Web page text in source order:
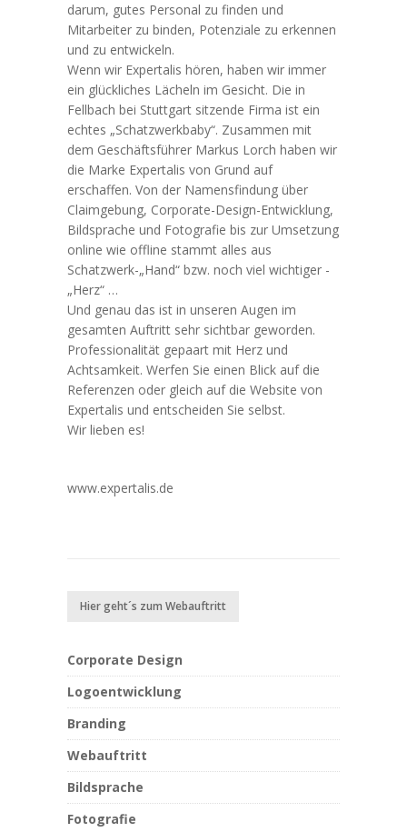
darum, gutes Personal zu finden und
Mitarbeiter zu binden, Potenziale zu erkennen
und zu entwickeln.
Wenn wir Expertalis hören, haben wir immer
ein glückliches Lächeln im Gesicht. Die in
Fellbach bei Stuttgart sitzende Firma ist ein
echtes „Schatzwerkbaby“. Zusammen mit
dem Geschäftsführer Markus Lorch haben wir
die Marke Expertalis von Grund auf
erschaffen. Von der Namensfindung über
Claimgebung, Corporate-Design-Entwicklung,
Bildsprache und Fotografie bis zur Umsetzung
online wie offline stammt alles aus
Schatzwerk-„Hand“ bzw. noch viel wichtiger -
„Herz“ …
Und genau das ist in unseren Augen im
gesamten Auftritt sehr sichtbar geworden.
Professionalität gepaart mit Herz und
Achtsamkeit. Werfen Sie einen Blick auf die
Referenzen oder gleich auf die Website von
Expertalis und entscheiden Sie selbst.
Wir lieben es!
www.expertalis.de
Hier geht´s zum Webauftritt
Corporate Design
Logoentwicklung
Branding
Webauftritt
Bildsprache
Fotografie